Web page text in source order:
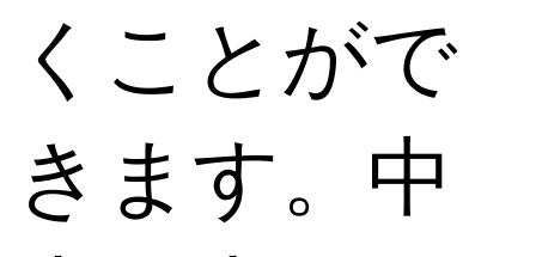
くことがで
きます。中